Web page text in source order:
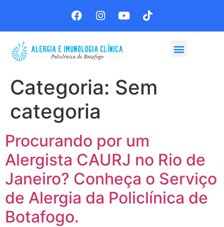
Categoria: Sem
categoria
Procurando por um
Alergista CAURJ no Rio de
Janeiro? Conheça o Serviço
de Alergia da Policlínica de
Botafogo.